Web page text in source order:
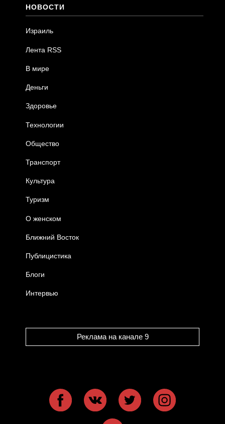
НОВОСТИ
Израиль
Лента RSS
В мире
Деньги
Здоровье
Технологии
Общество
Транспорт
Культура
Туризм
О женском
Ближний Восток
Публицистика
Блоги
Интервью
Реклама на канале 9